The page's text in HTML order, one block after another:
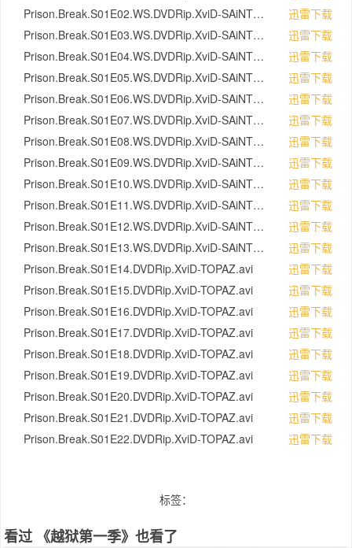
过一年多的时间准备，把监狱的地图和相关信
息全部以纹身的方式刻在自己的身上，并且故
意犯罪进入了狐狸监狱，他要凭自己救出被陷
害而被判了死刑的哥哥......
Prison.Break.S01E02.WS.DVDRip.XviD-SAiNTS.avi
迅雷下载
Prison.Break.S01E03.WS.DVDRip.XviD-SAiNTS.avi
迅雷下载
Prison.Break.S01E04.WS.DVDRip.XviD-SAiNTS.avi
迅雷下载
Prison.Break.S01E05.WS.DVDRip.XviD-SAiNTS.avi
迅雷下载
Prison.Break.S01E06.WS.DVDRip.XviD-SAiNTS.avi
迅雷下载
Prison.Break.S01E07.WS.DVDRip.XviD-SAiNTS.avi
迅雷下载
Prison.Break.S01E08.WS.DVDRip.XviD-SAiNTS.avi
迅雷下载
Prison.Break.S01E09.WS.DVDRip.XviD-SAiNTS.avi
迅雷下载
Prison.Break.S01E10.WS.DVDRip.XviD-SAiNTS.avi
迅雷下载
Prison.Break.S01E11.WS.DVDRip.XviD-SAiNTS.avi
迅雷下载
Prison.Break.S01E12.WS.DVDRip.XviD-SAiNTS.avi
迅雷下载
Prison.Break.S01E13.WS.DVDRip.XviD-SAiNTS.avi
迅雷下载
Prison.Break.S01E14.DVDRip.XviD-TOPAZ.avi
迅雷下载
Prison.Break.S01E15.DVDRip.XviD-TOPAZ.avi
迅雷下载
Prison.Break.S01E16.DVDRip.XviD-TOPAZ.avi
迅雷下载
Prison.Break.S01E17.DVDRip.XviD-TOPAZ.avi
迅雷下载
Prison.Break.S01E18.DVDRip.XviD-TOPAZ.avi
迅雷下载
Prison.Break.S01E19.DVDRip.XviD-TOPAZ.avi
迅雷下载
Prison.Break.S01E20.DVDRip.XviD-TOPAZ.avi
迅雷下载
Prison.Break.S01E21.DVDRip.XviD-TOPAZ.avi
迅雷下载
Prison.Break.S01E22.DVDRip.XviD-TOPAZ.avi
迅雷下载
标签：
看过 《越狱第一季》也看了